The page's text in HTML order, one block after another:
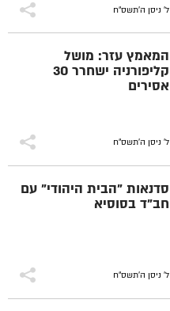
ל' ניסן ה׳תשס״ח
המאמץ עזר: מושל
קליפורניה ישחרר 30
אסירים
ל' ניסן ה׳תשס״ח
סדנאות "הבית היהודי" עם
חב"ד בסוסיא
ל' ניסן ה׳תשס״ח